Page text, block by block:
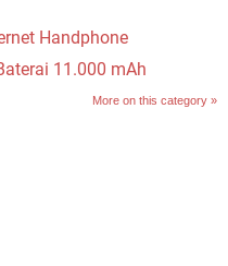
Handphone
11.000 mAh
More on this category »